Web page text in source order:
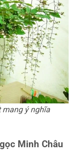
mang ý nghĩa
Minh Châu